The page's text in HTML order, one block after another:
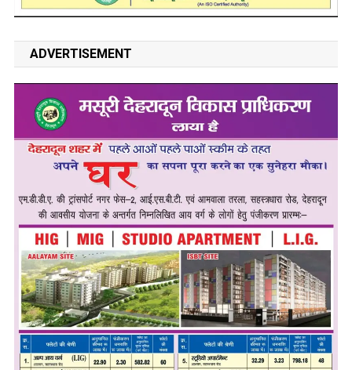
ADVERTISEMENT